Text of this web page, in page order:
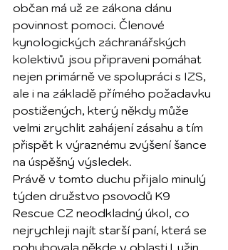
občan má už ze zákona dánu
povinnost pomoci. Členové
kynologických záchranářských
kolektivů jsou připraveni pomáhat
nejen primárně ve spolupráci s IZS,
ale i na základě přímého požadavku
postižených, který někdy může
velmi zrychlit zahájení zásahu a tím
přispět k výraznému zvýšení šance
na úspěšný výsledek.
Právě v tomto duchu přijalo minulý
týden družstvo psovodů K9
Rescue CZ neodkladný úkol, co
nejrychleji najít starší paní, která se
pohybovala někde v oblasti Lužin.